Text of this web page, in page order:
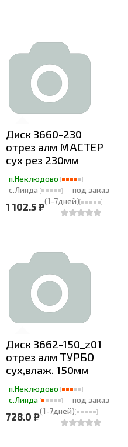
Диск 3660-230
отрез алм МАСТЕР
сух рез 230мм
п.Неклюдово
с.Линда
под заказ
(1-7дней)
1 102.5 ₽
Диск 3662-150_z01
отрез алм ТУРБО
сух,влаж. 150мм
п.Неклюдово
с.Линда
под заказ
(1-7дней)
728.0 ₽